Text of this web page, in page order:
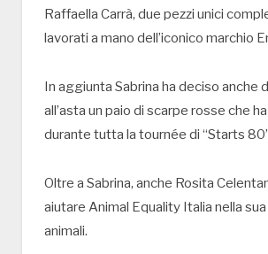
Raffaella Carrà, due pezzi unici
lavorati a mano dell’iconico marchio
In aggiunta Sabrina ha deciso anche
all’asta un paio di scarpe rosse che
durante tutta la tournée di “Starts
Oltre a Sabrina, anche Rosita
aiutare Animal Equality Italia nella
animali.